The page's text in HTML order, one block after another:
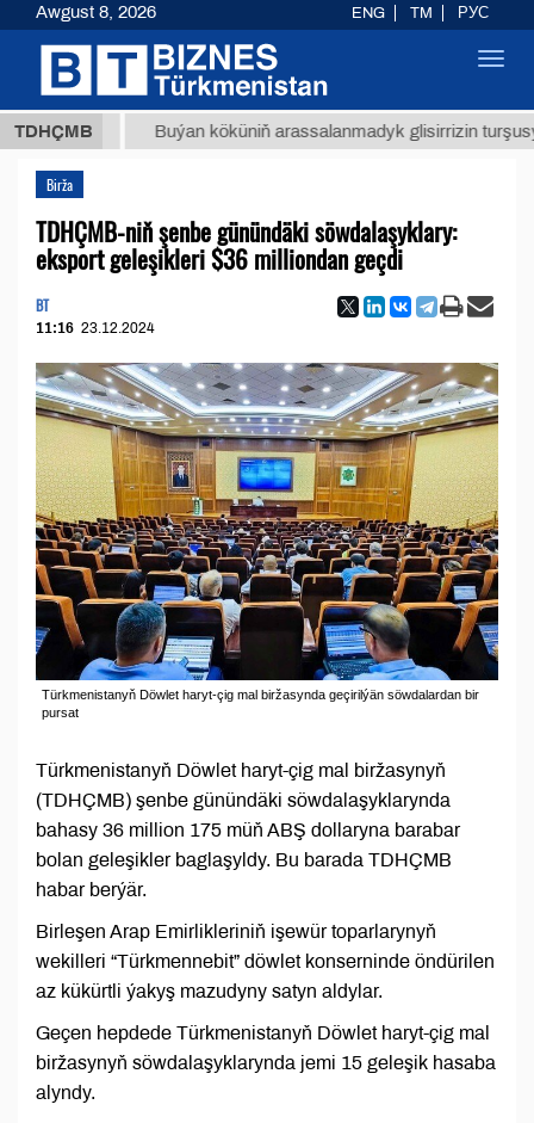
TDHÇMBBuýan köküniň arassalanmadyk glisirrizin turşusy (t.)
Birža
TDHÇMB-niň şenbe günündäki söwdalaşyklary:
eksport geleşikleri $36 milliondan geçdi
BT
11:16 23.12.2024
Türkmenistanyň Döwlet haryt-çig mal biržasynda geçirilýän söwdalardan bir
pursat
Türkmenistanyň Döwlet haryt-çig mal biržasynyň
(TDHÇMB) şenbe günündäki söwdalaşyklarynda
bahasy 36 million 175 müň ABŞ dollaryna barabar
bolan geleşikler baglaşyldy. Bu barada TDHÇMB
habar berýär.
Birleşen Arap Emirlikleriniň işewür toparlarynyň
wekilleri “Türkmennebit” döwlet konserninde öndürilen
az kükürtli ýakyş mazudyny satyn aldylar.
Geçen hepdede Türkmenistanyň Döwlet haryt-çig mal
biržasynyň söwdalaşyklarynda jemi 15 geleşik hasaba
alyndy.
Awgust 8, 2026 ENG TM РУС